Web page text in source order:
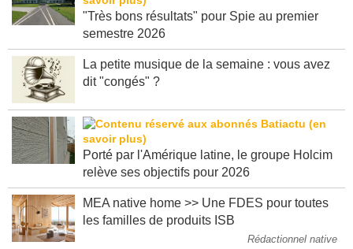
"Très bons résultats" pour Spie au premier
semestre 2026
La petite musique de la semaine : vous avez
dit "congés" ?
Porté par l'Amérique latine, le groupe Holcim
relève ses objectifs pour 2026
MEA native home >> Une FDES pour toutes
les familles de produits ISB
Rédactionnel native